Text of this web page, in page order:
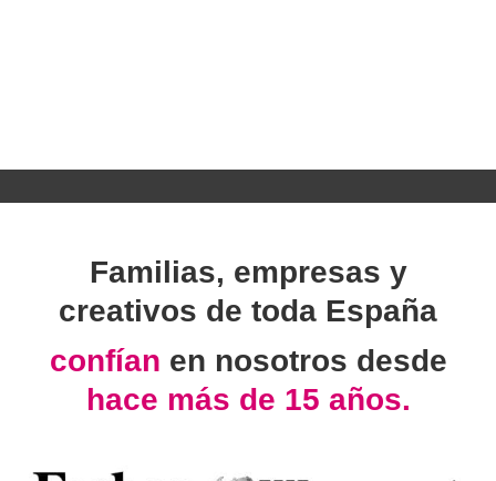
Familias, empresas y
creativos de toda España
confían en nosotros desde
hace más de 15 años.